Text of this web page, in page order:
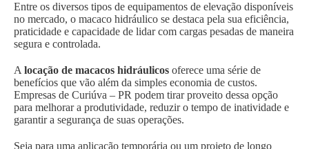
Entre os diversos tipos de equipamentos de elevação disponíveis
no mercado, o macaco hidráulico se destaca pela sua eficiência,
praticidade e capacidade de lidar com cargas pesadas de maneira
segura e controlada.
A locação de macacos hidráulicos oferece uma série de
benefícios que vão além da simples economia de custos.
Empresas de Curiúva – PR podem tirar proveito dessa opção
para melhorar a produtividade, reduzir o tempo de inatividade e
garantir a segurança de suas operações.
Seja para uma aplicação temporária ou um projeto de longo